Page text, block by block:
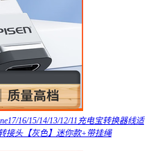
16/15/14/13/12/11充电宝转换器线适
接头【灰色】迷你款+带挂绳